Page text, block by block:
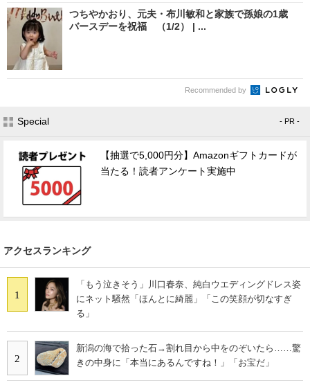
つちやかおり、元夫・布川敏和と家族で孫娘の1歳
バースデーを祝福 （1/2） | ...
Recommended by
Special - PR -
【抽選で5,000円分】Amazonギフトカードが
当たる！読者アンケート実施中
アクセスランキング
1
「もう泣きそう」川口春奈、純白ウエディングドレス姿
にネット騒然「ほんとに綺麗」「この笑顔が切なすぎ
る」
2
新潟の海で拾った石→割れ目から中をのぞいたら……驚
きの中身に「本当にあるんですね！」「お宝だ」